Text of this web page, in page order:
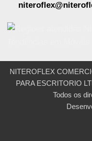
NITEROFLEX
PARA ESCRITORIO
Todos os